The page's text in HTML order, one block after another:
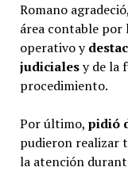
Romano
área contable por
operativo y
judicialesy de la
procedimiento.
Por último, pidió
pudieron realizar
la atención